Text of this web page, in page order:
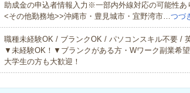
助成金の申込者情報入力※一部内外線対応の可能性
<その他勤務地>>沖縄市・豊見城市・宜野湾市…つづ
職種未経験OK / ブランクOK / パソコンスキル不要 /
▼未経験OK！▼ブランクがある方・Wワーク副業希
大学生の方も大歓迎！